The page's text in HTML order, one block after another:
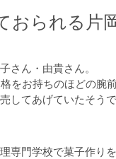
おられる片
さん・由貴さん。
をお持ちのほどの腕
してあげていたそうで
専門学校で菓子作りを